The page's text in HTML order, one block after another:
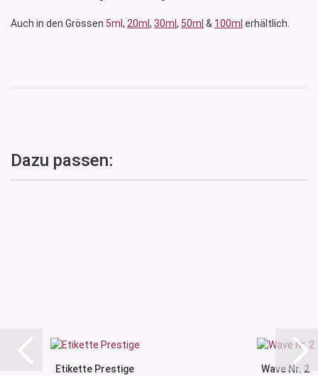
Auch in den Grössen 5ml , 20ml , 30ml , 50ml & 100ml erhältlich.
Dazu passen:
Etikette Prestige Wave Nr. 2